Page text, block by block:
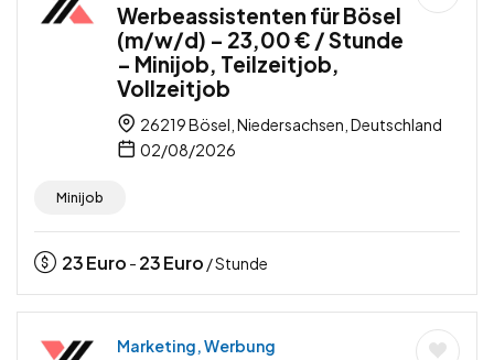
Werbeassistenten für Bösel
(m/w/d) – 23,00 € / Stunde
– Minijob, Teilzeitjob,
Vollzeitjob
26219 Bösel, Niedersachsen, Deutschland
02/08/2026
Minijob
23Euro - 23Euro / Stunde
Marketing, Werbung